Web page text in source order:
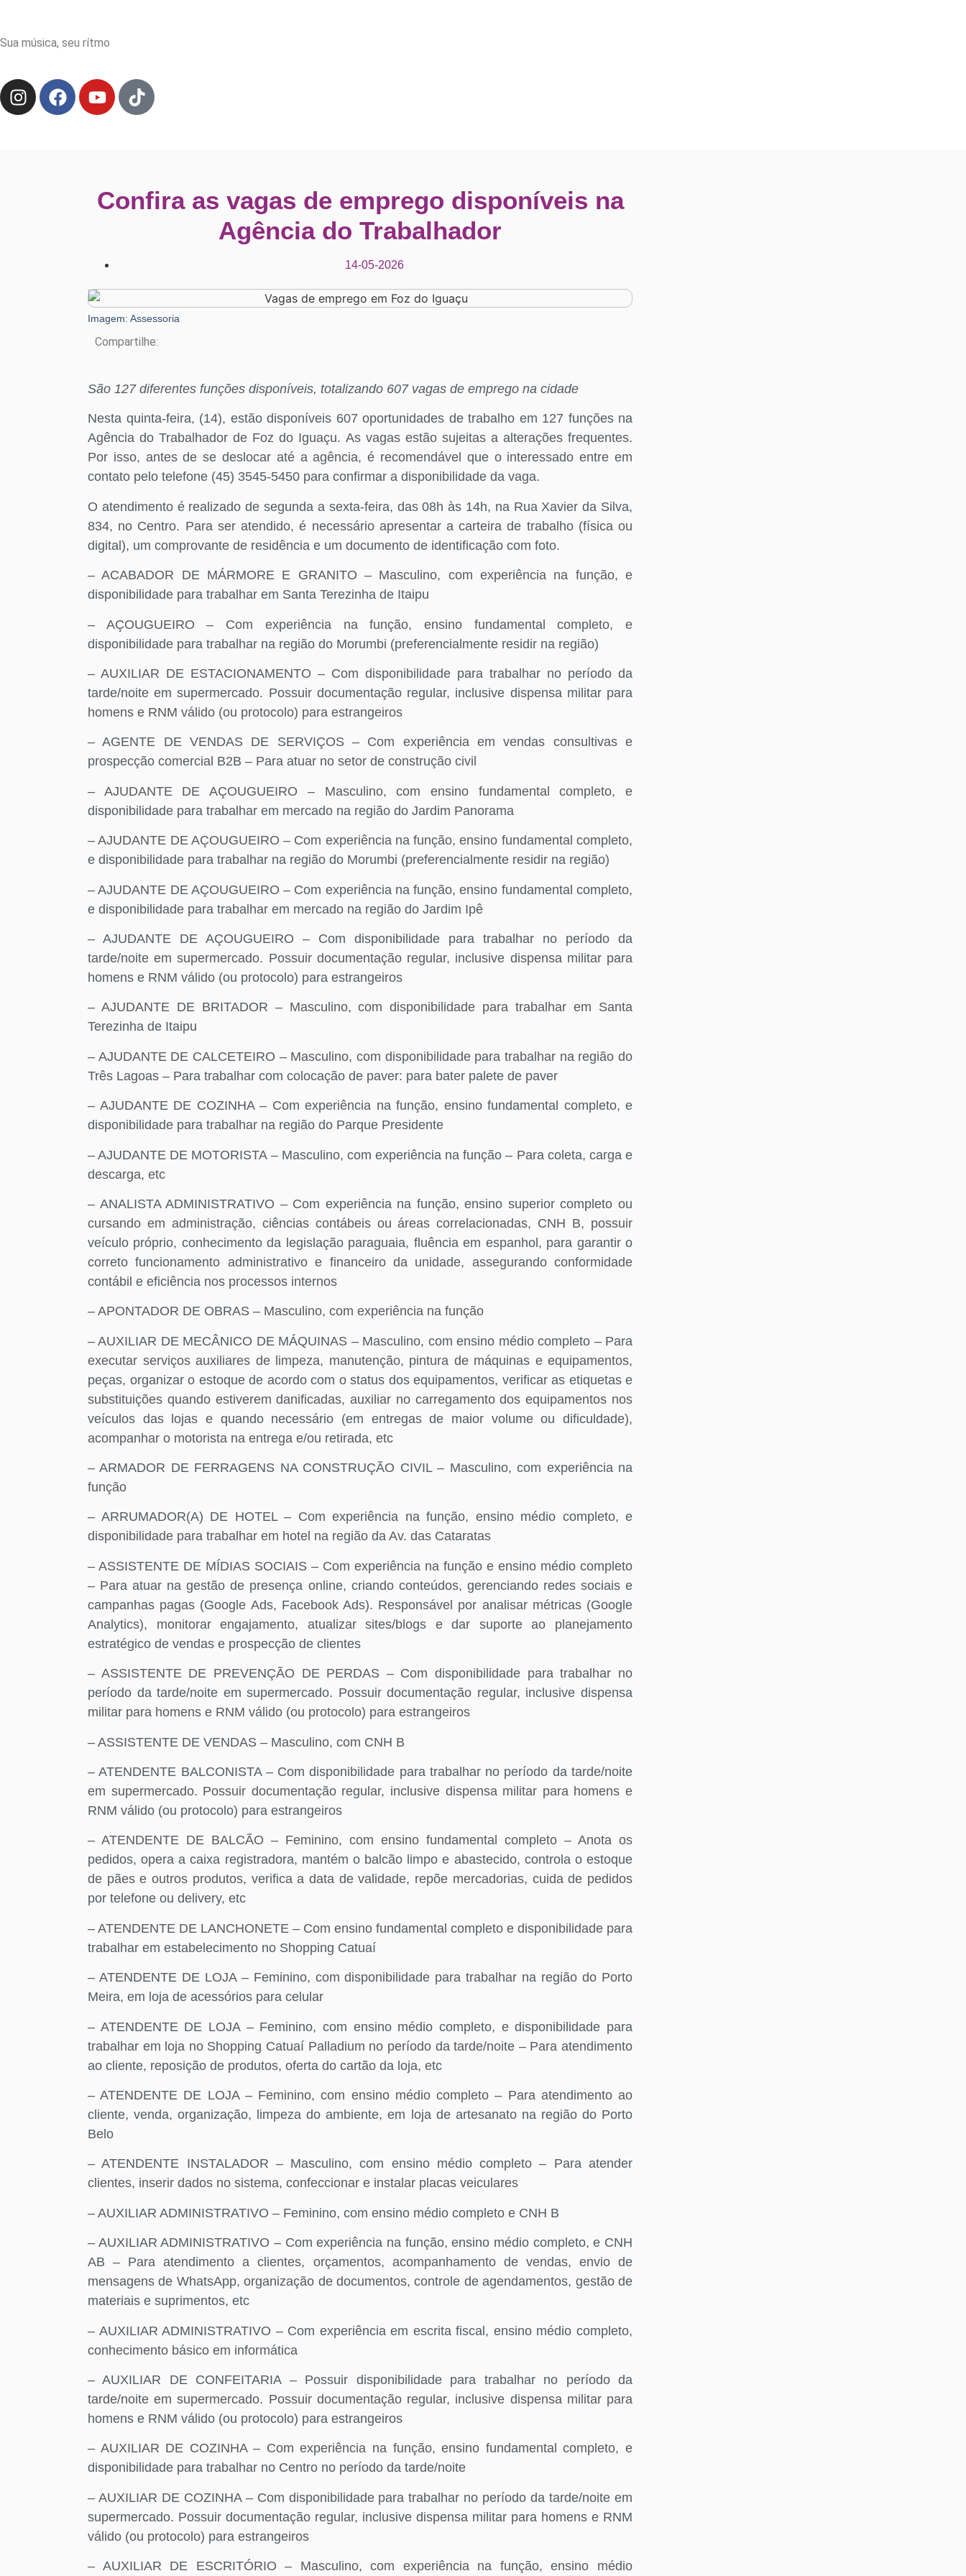
Sua música, seu rítmo
Confira as vagas de emprego disponíveis na
Agência do Trabalhador
14-05-2026
Imagem: Assessoria
Compartilhe:
São 127 diferentes funções disponíveis, totalizando 607 vagas de emprego na cidade
Nesta quinta-feira, (14), estão disponíveis 607 oportunidades de trabalho em 127 funções na
Agência do Trabalhador de Foz do Iguaçu. As vagas estão sujeitas a alterações frequentes.
Por isso, antes de se deslocar até a agência, é recomendável que o interessado entre em
contato pelo telefone (45) 3545-5450 para confirmar a disponibilidade da vaga.
O atendimento é realizado de segunda a sexta-feira, das 08h às 14h, na Rua Xavier da Silva,
834, no Centro. Para ser atendido, é necessário apresentar a carteira de trabalho (física ou
digital), um comprovante de residência e um documento de identificação com foto.
– ACABADOR DE MÁRMORE E GRANITO – Masculino, com experiência na função, e
disponibilidade para trabalhar em Santa Terezinha de Itaipu
– AÇOUGUEIRO – Com experiência na função, ensino fundamental completo, e
disponibilidade para trabalhar na região do Morumbi (preferencialmente residir na região)
– AUXILIAR DE ESTACIONAMENTO – Com disponibilidade para trabalhar no período da
tarde/noite em supermercado. Possuir documentação regular, inclusive dispensa militar para
homens e RNM válido (ou protocolo) para estrangeiros
– AGENTE DE VENDAS DE SERVIÇOS – Com experiência em vendas consultivas e
prospecção comercial B2B – Para atuar no setor de construção civil
– AJUDANTE DE AÇOUGUEIRO – Masculino, com ensino fundamental completo, e
disponibilidade para trabalhar em mercado na região do Jardim Panorama
– AJUDANTE DE AÇOUGUEIRO – Com experiência na função, ensino fundamental completo,
e disponibilidade para trabalhar na região do Morumbi (preferencialmente residir na região)
– AJUDANTE DE AÇOUGUEIRO – Com experiência na função, ensino fundamental completo,
e disponibilidade para trabalhar em mercado na região do Jardim Ipê
– AJUDANTE DE AÇOUGUEIRO – Com disponibilidade para trabalhar no período da
tarde/noite em supermercado. Possuir documentação regular, inclusive dispensa militar para
homens e RNM válido (ou protocolo) para estrangeiros
– AJUDANTE DE BRITADOR – Masculino, com disponibilidade para trabalhar em Santa
Terezinha de Itaipu
– AJUDANTE DE CALCETEIRO – Masculino, com disponibilidade para trabalhar na região do
Três Lagoas – Para trabalhar com colocação de paver: para bater palete de paver
– AJUDANTE DE COZINHA – Com experiência na função, ensino fundamental completo, e
disponibilidade para trabalhar na região do Parque Presidente
– AJUDANTE DE MOTORISTA – Masculino, com experiência na função – Para coleta, carga e
descarga, etc
– ANALISTA ADMINISTRATIVO – Com experiência na função, ensino superior completo ou
cursando em administração, ciências contábeis ou áreas correlacionadas, CNH B, possuir
veículo próprio, conhecimento da legislação paraguaia, fluência em espanhol, para garantir o
correto funcionamento administrativo e financeiro da unidade, assegurando conformidade
contábil e eficiência nos processos internos
– APONTADOR DE OBRAS – Masculino, com experiência na função
– AUXILIAR DE MECÂNICO DE MÁQUINAS – Masculino, com ensino médio completo – Para
executar serviços auxiliares de limpeza, manutenção, pintura de máquinas e equipamentos,
peças, organizar o estoque de acordo com o status dos equipamentos, verificar as etiquetas e
substituições quando estiverem danificadas, auxiliar no carregamento dos equipamentos nos
veículos das lojas e quando necessário (em entregas de maior volume ou dificuldade),
acompanhar o motorista na entrega e/ou retirada, etc
– ARMADOR DE FERRAGENS NA CONSTRUÇÃO CIVIL – Masculino, com experiência na
função
– ARRUMADOR(A) DE HOTEL – Com experiência na função, ensino médio completo, e
disponibilidade para trabalhar em hotel na região da Av. das Cataratas
– ASSISTENTE DE MÍDIAS SOCIAIS – Com experiência na função e ensino médio completo
– Para atuar na gestão de presença online, criando conteúdos, gerenciando redes sociais e
campanhas pagas (Google Ads, Facebook Ads). Responsável por analisar métricas (Google
Analytics), monitorar engajamento, atualizar sites/blogs e dar suporte ao planejamento
estratégico de vendas e prospecção de clientes
– ASSISTENTE DE PREVENÇÃO DE PERDAS – Com disponibilidade para trabalhar no
período da tarde/noite em supermercado. Possuir documentação regular, inclusive dispensa
militar para homens e RNM válido (ou protocolo) para estrangeiros
– ASSISTENTE DE VENDAS – Masculino, com CNH B
– ATENDENTE BALCONISTA – Com disponibilidade para trabalhar no período da tarde/noite
em supermercado. Possuir documentação regular, inclusive dispensa militar para homens e
RNM válido (ou protocolo) para estrangeiros
– ATENDENTE DE BALCÃO – Feminino, com ensino fundamental completo – Anota os
pedidos, opera a caixa registradora, mantém o balcão limpo e abastecido, controla o estoque
de pães e outros produtos, verifica a data de validade, repõe mercadorias, cuida de pedidos
por telefone ou delivery, etc
– ATENDENTE DE LANCHONETE – Com ensino fundamental completo e disponibilidade para
trabalhar em estabelecimento no Shopping Catuaí
– ATENDENTE DE LOJA – Feminino, com disponibilidade para trabalhar na região do Porto
Meira, em loja de acessórios para celular
– ATENDENTE DE LOJA – Feminino, com ensino médio completo, e disponibilidade para
trabalhar em loja no Shopping Catuaí Palladium no período da tarde/noite – Para atendimento
ao cliente, reposição de produtos, oferta do cartão da loja, etc
– ATENDENTE DE LOJA – Feminino, com ensino médio completo – Para atendimento ao
cliente, venda, organização, limpeza do ambiente, em loja de artesanato na região do Porto
Belo
– ATENDENTE INSTALADOR – Masculino, com ensino médio completo – Para atender
clientes, inserir dados no sistema, confeccionar e instalar placas veiculares
– AUXILIAR ADMINISTRATIVO – Feminino, com ensino médio completo e CNH B
– AUXILIAR ADMINISTRATIVO – Com experiência na função, ensino médio completo, e CNH
AB – Para atendimento a clientes, orçamentos, acompanhamento de vendas, envio de
mensagens de WhatsApp, organização de documentos, controle de agendamentos, gestão de
materiais e suprimentos, etc
– AUXILIAR ADMINISTRATIVO – Com experiência em escrita fiscal, ensino médio completo,
conhecimento básico em informática
– AUXILIAR DE CONFEITARIA – Possuir disponibilidade para trabalhar no período da
tarde/noite em supermercado. Possuir documentação regular, inclusive dispensa militar para
homens e RNM válido (ou protocolo) para estrangeiros
– AUXILIAR DE COZINHA – Com experiência na função, ensino fundamental completo, e
disponibilidade para trabalhar no Centro no período da tarde/noite
– AUXILIAR DE COZINHA – Com disponibilidade para trabalhar no período da tarde/noite em
supermercado. Possuir documentação regular, inclusive dispensa militar para homens e RNM
válido (ou protocolo) para estrangeiros
– AUXILIAR DE ESCRITÓRIO – Masculino, com experiência na função, ensino médio